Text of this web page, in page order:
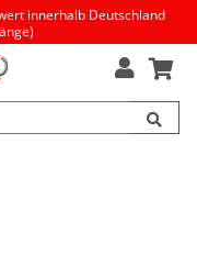
innerhalb Deutschland